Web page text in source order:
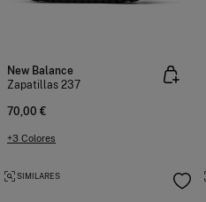
New Balance
Zapatillas 237
70,00 €
+3 Colores
SIMILARES